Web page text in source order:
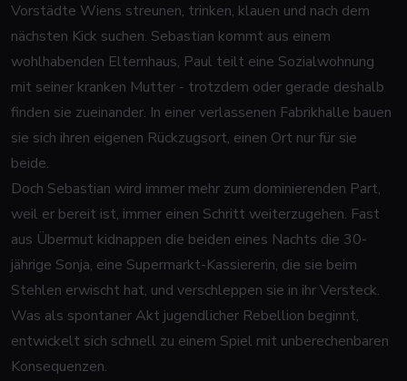
Vorstädte Wiens streunen, trinken, klauen und nach dem
nächsten Kick suchen. Sebastian kommt aus einem
wohlhabenden Elternhaus, Paul teilt eine Sozialwohnung
mit seiner kranken Mutter - trotzdem oder gerade deshalb
finden sie zueinander. In einer verlassenen Fabrikhalle bauen
sie sich ihren eigenen Rückzugsort, einen Ort nur für sie
beide.
Doch Sebastian wird immer mehr zum dominierenden Part,
weil er bereit ist, immer einen Schritt weiterzugehen. Fast
aus Übermut kidnappen die beiden eines Nachts die 30-
jährige Sonja, eine Supermarkt-Kassiererin, die sie beim
Stehlen erwischt hat, und verschleppen sie in ihr Versteck.
Was als spontaner Akt jugendlicher Rebellion beginnt,
entwickelt sich schnell zu einem Spiel mit unberechenbaren
Konsequenzen.